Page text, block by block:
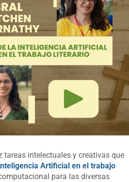
tareas intelectuales y creativas que
Artificial en el trabajo
para las diversas